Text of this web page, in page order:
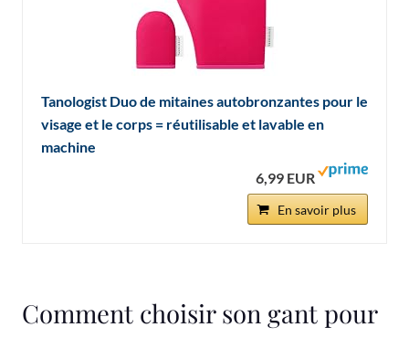
Tanologist Duo de mitaines autobronzantes pour le
visage et le corps = réutilisable et lavable en
machine
6,99 EUR
En savoir plus
Comment choisir son gant pour